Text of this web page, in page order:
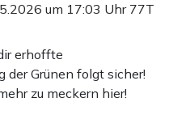
um 17:03 Uhr 77T
erhoffte
der Grünen folgt sicher!
zu meckern hier!